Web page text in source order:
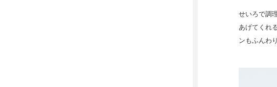
せいろで調
あげてくれ
ンもふんわ